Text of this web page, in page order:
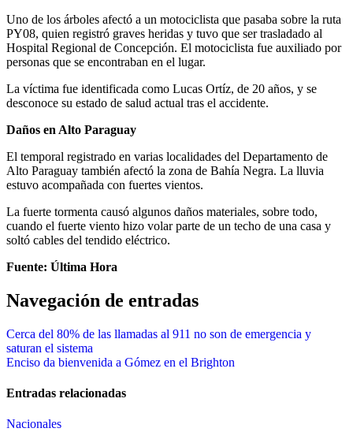
Uno de los árboles afectó a un motociclista que pasaba sobre la ruta
PY08, quien registró graves heridas y tuvo que ser trasladado al
Hospital Regional de Concepción. El motociclista fue auxiliado por
personas que se encontraban en el lugar.
La víctima fue identificada como Lucas Ortíz, de 20 años, y se
desconoce su estado de salud actual tras el accidente.
Daños en Alto Paraguay
El temporal registrado en varias localidades del Departamento de
Alto Paraguay también afectó la zona de Bahía Negra. La lluvia
estuvo acompañada con fuertes vientos.
La fuerte tormenta causó algunos daños materiales, sobre todo,
cuando el fuerte viento hizo volar parte de un techo de una casa y
soltó cables del tendido eléctrico.
Fuente: Última Hora
Navegación de entradas
Cerca del 80% de las llamadas al 911 no son de emergencia y
saturan el sistema
Enciso da bienvenida a Gómez en el Brighton
Entradas relacionadas
Nacionales